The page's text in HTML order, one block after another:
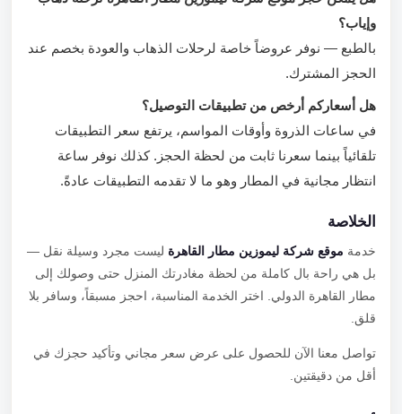
وإياب؟
بالطبع — نوفر عروضاً خاصة لرحلات الذهاب والعودة بخصم عند
الحجز المشترك.
هل أسعاركم أرخص من تطبيقات التوصيل؟
في ساعات الذروة وأوقات المواسم، يرتفع سعر التطبيقات
تلقائياً بينما سعرنا ثابت من لحظة الحجز. كذلك نوفر ساعة
انتظار مجانية في المطار وهو ما لا تقدمه التطبيقات عادةً.
الخلاصة
خدمةموقع شركة ليموزين مطار القاهرةليست مجرد وسيلة نقل —
بل هي راحة بال كاملة من لحظة مغادرتك المنزل حتى وصولك إلى
مطار القاهرة الدولي. اختر الخدمة المناسبة، احجز مسبقاً، وسافر بلا
قلق.
تواصل معنا الآن للحصول على عرض سعر مجاني وتأكيد حجزك في
أقل من دقيقتين.